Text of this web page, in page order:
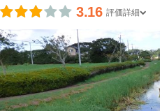
3.16 評価詳細